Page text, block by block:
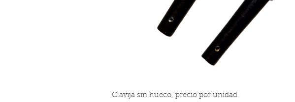
Clavija sin hueco, precio por unidad